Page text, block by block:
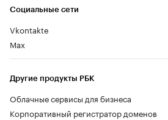
Социальные сети
Vkontakte
Max
Другие продукты РБК
Облачные сервисы для бизнеса
Корпоративный регистратор доменов